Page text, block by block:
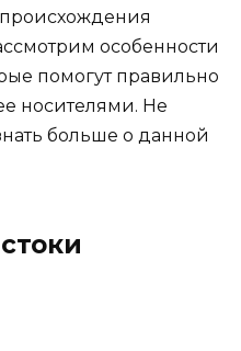
особенности
помогут правильно
носителями. Не
больше о данной